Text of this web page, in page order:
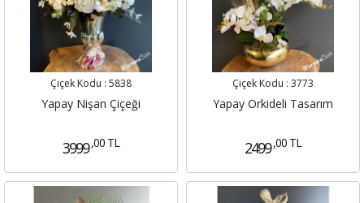
Çiçek Kodu : 5838
Yapay Nişan Çiçeği
3999 ,00 TL
Çiçek Kodu : 3773
Yapay Orkideli Tasarım
2499 ,00 TL